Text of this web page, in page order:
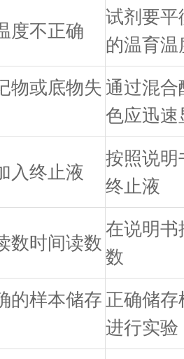
度不正确
试剂要平
的温育温
物或底物失 通过混
色应迅速
入终止液
按照说明
终止液
数时间读数
在说明书
数
的样本储存 正确储
进行实验